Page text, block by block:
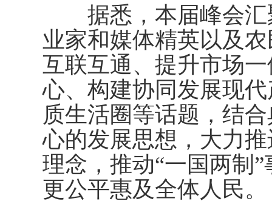
据悉，本届峰会汇
业家和媒体精英以及
互联互通、提升市场
心、构建协同发展现
质生活圈等话题，结
心的发展思想，大力
理念，推动“一国两制
更公平惠及全体人民。